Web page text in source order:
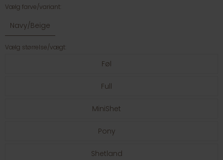
Vælg farve/variant:
Navy/Beige
Vælg størrelse/vægt:
Føl
Full
MiniShet
Pony
Shetland